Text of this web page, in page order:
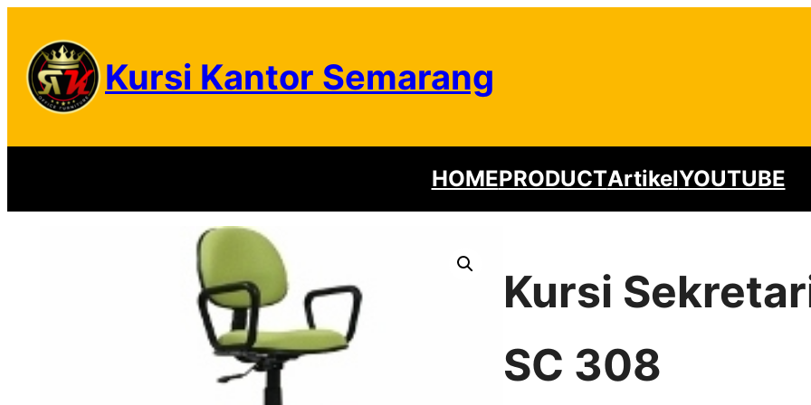
content
Kursi Kantor Semarang
HOMEPRODUCTArtikelYOUTUBE
Kursi
SC 308